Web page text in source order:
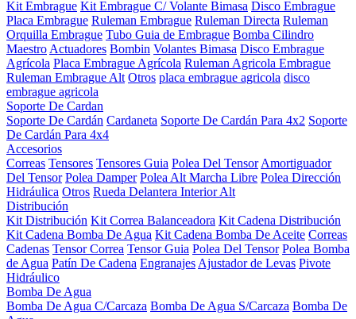
Kit Embrague Kit Embrague C/ Volante Bimasa Disco Embrague
Placa Embrague Ruleman Embrague Ruleman Directa Ruleman
Orquilla Embrague Tubo Guia de Embrague Bomba Cilindro
Maestro Actuadores Bombin Volantes Bimasa Disco Embrague
Agrícola Placa Embrague Agrícola Ruleman Agricola Embrague
Ruleman Embrague Alt Otros placa embrague agricola disco
embrague agricola
Soporte De Cardan
Soporte De Cardán Cardaneta Soporte De Cardán Para 4x2 Soporte
De Cardán Para 4x4
Accesorios
Correas Tensores Tensores Guia Polea Del Tensor Amortiguador
Del Tensor Polea Damper Polea Alt Marcha Libre Polea Dirección
Hidráulica Otros Rueda Delantera Interior Alt
Distribución
Kit Distribución Kit Correa Balanceadora Kit Cadena Distribución
Kit Cadena Bomba De Agua Kit Cadena Bomba De Aceite Correas
Cadenas Tensor Correa Tensor Guia Polea Del Tensor Polea Bomba
de Agua Patín De Cadena Engranajes Ajustador de Levas Pivote
Hidráulico
Bomba De Agua
Bomba De Agua C/Carcaza Bomba De Agua S/Carcaza Bomba De